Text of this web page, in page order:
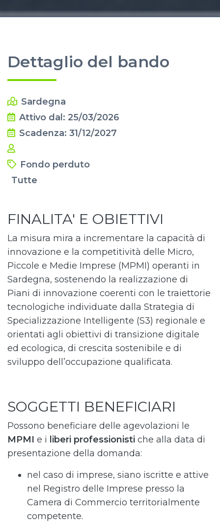
Dettaglio del bando
Sardegna
Attivo dal: 25/03/2026
Scadenza: 31/12/2027
Fondo perduto
Tutte
FINALITA' E OBIETTIVI
La misura mira a incrementare la capacità di
innovazione e la competitività delle Micro,
Piccole e Medie Imprese (MPMI) operanti in
Sardegna, sostenendo la realizzazione di
Piani di innovazione coerenti con le traiettorie
tecnologiche individuate dalla Strategia di
Specializzazione Intelligente (S3) regionale e
orientati agli obiettivi di transizione digitale
ed ecologica, di crescita sostenibile e di
sviluppo dell’occupazione qualificata.
SOGGETTI BENEFICIARI
Possono beneficiare delle agevolazioni le
MPMI e i liberi professionisti che alla data di
presentazione della domanda:
nel caso di imprese, siano iscritte e attive
nel Registro delle Imprese presso la
Camera di Commercio territorialmente
competente.